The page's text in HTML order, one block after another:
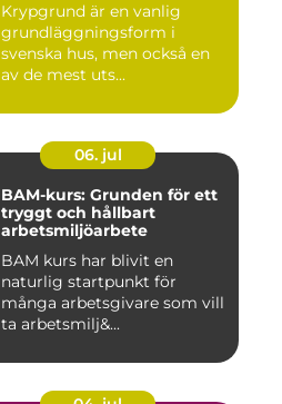
Krypgrund är en vanlig
grundläggningsform i
svenska hus, men också en
av de mest uts...
06. jul
BAM-kurs: Grunden för ett
tryggt och hållbart
arbetsmiljöarbete
BAM kurs har blivit en
naturlig startpunkt för
många arbetsgivare som vill
ta arbetsmilj&...